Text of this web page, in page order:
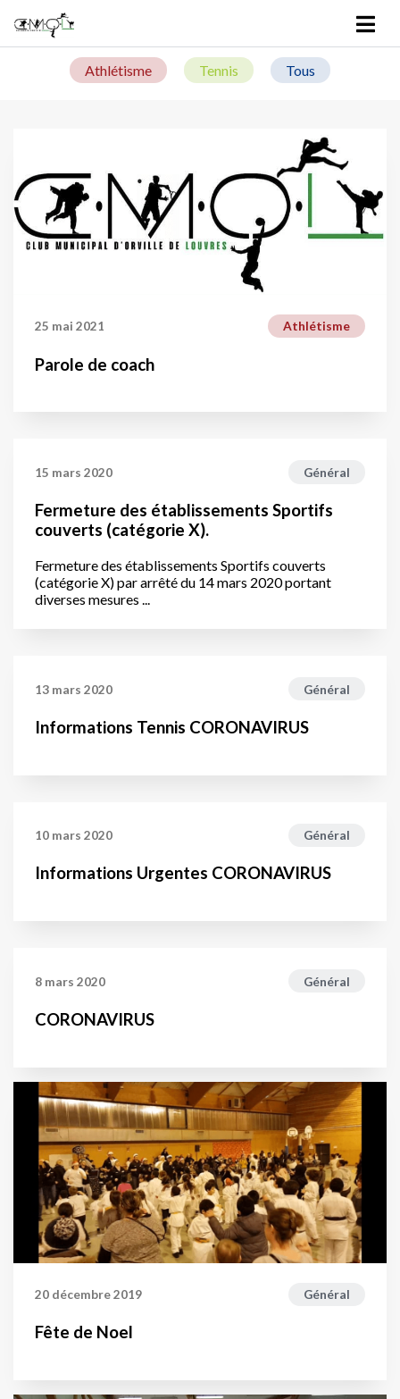
Tous les actualités du Général
Athlétisme Tennis Tous
25 mai 2021 Athlétisme
Parole de coach
15 mars 2020 Général
Fermeture des établissements Sportifs
couverts (catégorie X).
Fermeture des établissements Sportifs couverts
(catégorie X) par arrêté du 14 mars 2020 portant
diverses mesures ...
13 mars 2020 Général
Informations Tennis CORONAVIRUS
10 mars 2020 Général
Informations Urgentes CORONAVIRUS
8 mars 2020 Général
CORONAVIRUS
20 décembre 2019 Général
Fête de Noel